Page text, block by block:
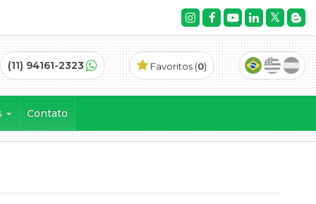
(11) 94161-2323 Favoritos (0)
Lagos (4)
de Guararema (3)
Contato